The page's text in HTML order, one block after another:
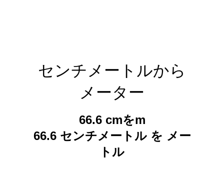
センチメートルから
メーター
66.6 cmをm
66.6 センチメートル を メー
トル